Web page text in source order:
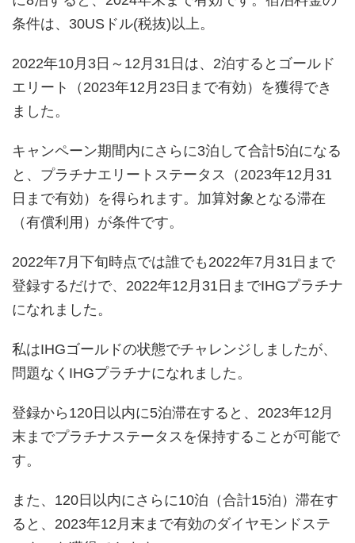
条件は、30USドル(税抜)以上。
2022年10月3日～12月31日は、2泊するとゴールド
エリート（2023年12月23日まで有効）を獲得でき
ました。
キャンペーン期間内にさらに3泊して合計5泊になる
と、プラチナエリートステータス（2023年12月31
日まで有効）を得られます。加算対象となる滞在
（有償利用）が条件です。
2022年7月下旬時点では誰でも2022年7月31日まで
登録するだけで、2022年12月31日までIHGプラチナ
になれました。
私はIHGゴールドの状態でチャレンジしましたが、
問題なくIHGプラチナになれました。
登録から120日以内に5泊滞在すると、2023年12月
末までプラチナステータスを保持することが可能で
す。
また、120日以内にさらに10泊（合計15泊）滞在す
ると、2023年12月末まで有効のダイヤモンドステ